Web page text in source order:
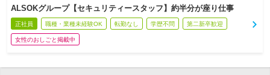
ALSOKグループ【セキュリティースタッフ】約半分が座り仕事
正社員 職種・業種未経験OK 転勤なし 学歴不問 第二新卒歓迎
女性のおしごと掲載中